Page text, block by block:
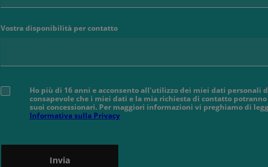
Vostra disponibilità per contatto
Ho più di 16 anni e acconsento all'utilizzo dei miei dati personali
consapevole che i miei dati e la mia richiesta di contatto
suoi concessionari. Per maggiori informazioni vi preghiamo di
Informativa sulla Privacy
Invia